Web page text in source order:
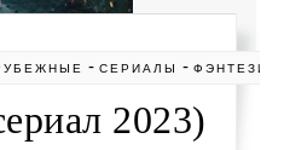
-СЕРИАЛЫ -ФЭНТЕЗИ
2023)